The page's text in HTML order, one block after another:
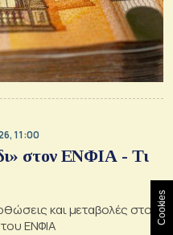
11:00
στον ΕΝΦΙΑ - Τι
και μεταβολές στο
ΕΝΦΙΑ
Cookies